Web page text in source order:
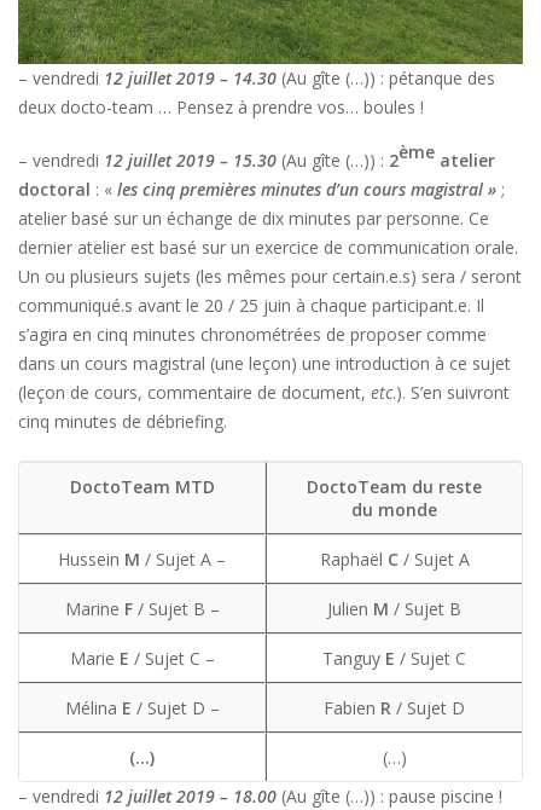
– vendredi 12 juillet 2019 – 14.30 (Au gîte (…)) : pétanque des
deux docto-team … Pensez à prendre vos… boules !
– vendredi 12 juillet 2019 – 15.30 (Au gîte (…)) : 2ème atelier
doctoral : « les cinq premières minutes d’un cours magistral » ;
atelier basé sur un échange de dix minutes par personne. Ce
dernier atelier est basé sur un exercice de communication orale.
Un ou plusieurs sujets (les mêmes pour certain.e.s) sera / seront
communiqué.s avant le 20 / 25 juin à chaque participant.e. Il
s’agira en cinq minutes chronométrées de proposer comme
dans un cours magistral (une leçon) une introduction à ce sujet
(leçon de cours, commentaire de document, etc.). S’en suivront
cinq minutes de débriefing.
DoctoTeam MTD
DoctoTeam du reste
du monde
Hussein M / Sujet A – Raphaël C / Sujet A
Marine F/ Sujet B – Julien M / Sujet B
Marie E / Sujet C – Tanguy E / Sujet C
Mélina E / Sujet D – Fabien R / Sujet D
(…)
(…)
– vendredi 12 juillet 2019 – 18.00 (Au gîte (…)) : pause piscine !